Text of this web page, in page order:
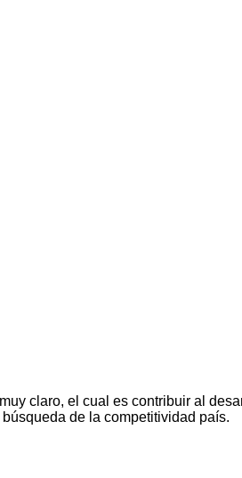
claro, el cual es contribuir al
de la competitividad país.